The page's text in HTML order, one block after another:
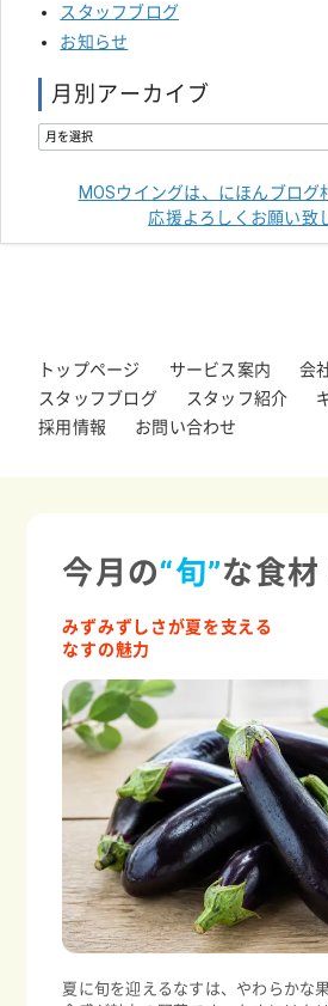
スタッフブログ
お知らせ
月別アーカイブ
MOSウイングは、にほんブログ
応援よろしくお願い致
トップページ サービス案内
会
スタッフブログ
スタッフ紹介
採用情報
お問い合わせ
今月の“旬”な食材
みずみずしさが夏を支える
なすの魅力
夏に旬を迎えるなすは、やわらかな